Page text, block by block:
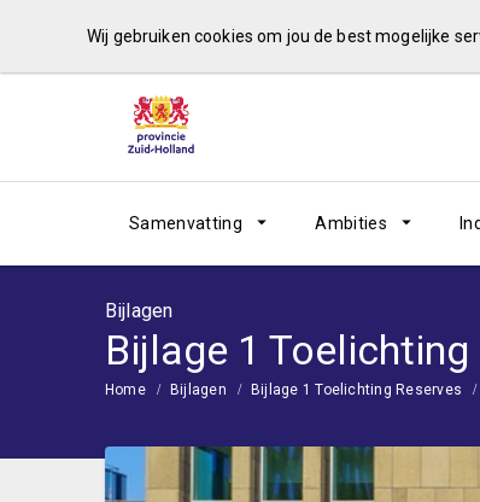
Wij gebruiken cookies om jou de best mogelijke
Samenvatting Ambities
Bijlagen
Bijlage 1 Toelichting
Home Bijlagen Bijlage 1 Toelichting Reserves